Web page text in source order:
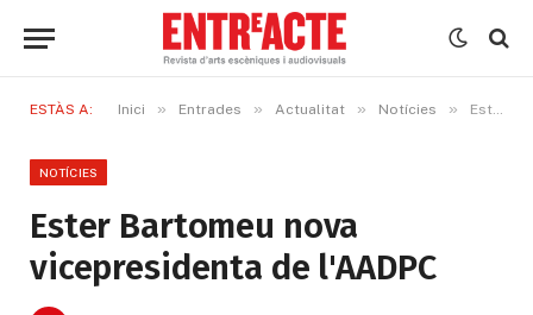
ESTÀS A: Inici » Entrades » Actualitat » Notícies » Ester Bartomeu nova vicepresidenta de l'AADPC
NOTÍCIES
Ester Bartomeu nova
vicepresidenta de l'AADPC